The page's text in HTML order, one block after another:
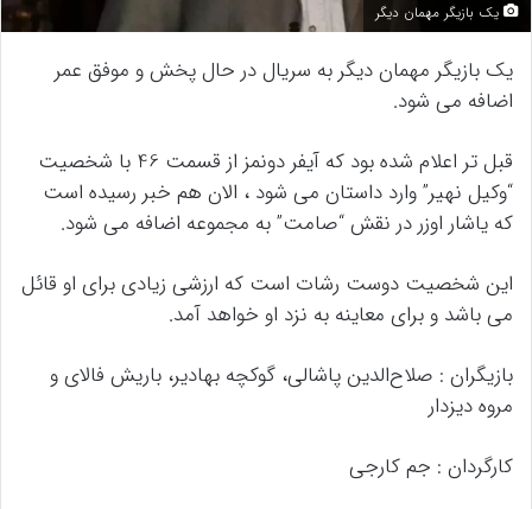
یک بازیگر مهمان دیگر
یک بازیگر مهمان دیگر به سریال در حال پخش و موفق عمر
اضافه می شود.
قبل تر اعلام شده بود که آیفر دونمز از قسمت 46 با شخصیت
“وکیل نهیر” وارد داستان می شود ، الان هم خبر رسیده است
که یاشار اوزر در نقش “صامت” به مجموعه اضافه می شود.
این شخصیت دوست رشات است که ارزشی زیادی برای او قائل
می باشد و برای معاینه به نزد او خواهد آمد.
بازیگران : صلاح‌الدین پاشالی، گوکچه بهادیر، باریش فالای و
مروه دیزدار
کارگردان : جم کارجی